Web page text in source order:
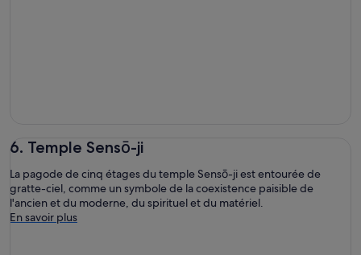
6. Temple Sensō-ji
La pagode de cinq étages du temple Sensō-ji est entourée de
gratte-ciel, comme un symbole de la coexistence paisible de
l'ancien et du moderne, du spirituel et du matériel.
En savoir plus